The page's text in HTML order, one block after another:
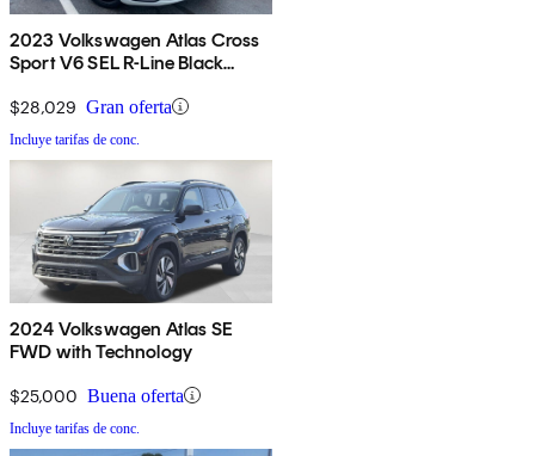
2023 Volkswagen Atlas Cross
Sport V6 SEL R-Line Black
$28,029 Gran oferta
Incluye tarifas de conc.
2024 Volkswagen Atlas SE
FWD with Technology
$25,000 Buena oferta
Incluye tarifas de conc.